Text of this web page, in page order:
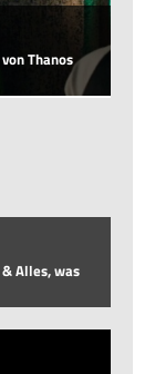
Thanos
Alles, was